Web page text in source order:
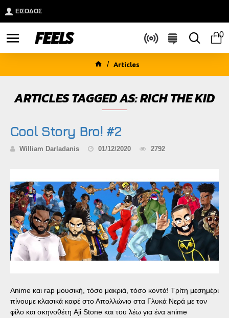
ΕΙΣΟΔΟΣ
0
Articles
ARTICLES TAGGED AS: RICH THE KID
Cool Story Bro! #2
William Darladanis 01/12/2020 2792
Αnime και rap μουσική, τόσο μακριά, τόσο κοντά! Τρίτη μεσημέρι
πίνουμε κλασικά καφέ στο Απολλώνιο στα Γλυκά Νερά με τον
φίλο και σκηνοθέτη Aji Stone και του λέω για ένα anime